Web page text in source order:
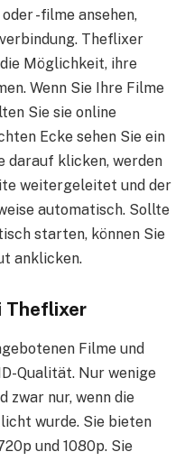
-filme ansehen,
Theflixer
Möglichkeit, ihre
Wenn Sie Ihre Filme
Sie sie online
Ecke sehen Sie ein
darauf klicken, werden
weitergeleitet und der
automatisch. Sollte
starten, können Sie
anklicken.
Theflixer
Filme und
Qualität. Nur wenige
zwar nur, wenn die
wurde. Sie bieten
und 1080p. Sie